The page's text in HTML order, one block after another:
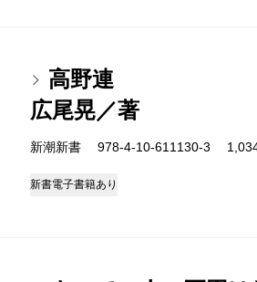
高野連
広尾晃／著
新潮新書 978-4-10-611130-3
新書電子書籍あり